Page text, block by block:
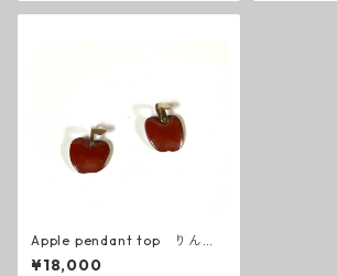
Apple pendant top りんご
のペンダントトップ
¥18,000